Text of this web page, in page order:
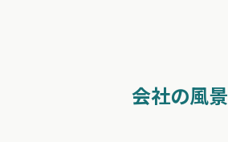
会社の風景